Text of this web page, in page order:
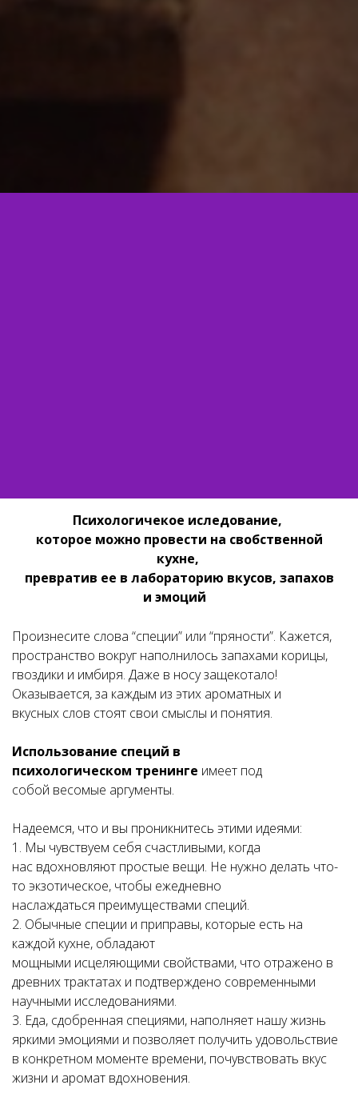
Психологичекое иследование,
которое можно провести на свобственной
кухне,
превратив ее в лабораторию вкусов, запахов
и эмоций
Произнесите слова “специи” или “пряности”. Кажется,
пространство вокруг наполнилось запахами корицы,
гвоздики и имбиря. Даже в носу защекотало!
Оказывается, за каждым из этих ароматных и
вкусных слов стоят свои смыслы и понятия.
Использование специй в
психологическом тренинге имеет под
собой весомые аргументы.
Надеемся, что и вы проникнитесь этими идеями:
1. Мы чувствуем себя счастливыми, когда
нас вдохновляют простые вещи. Не нужно делать что-
то экзотическое, чтобы ежедневно
наслаждаться преимуществами специй.
2. Обычные специи и приправы, которые есть на
каждой кухне, обладают
мощными исцеляющими свойствами, что отражено в
древних трактатах и подтверждено современными
научными исследованиями.
3. Еда, сдобренная специями, наполняет нашу жизнь
яркими эмоциями и позволяет получить удовольствие
в конкретном моменте времени, почувствовать вкус
жизни и аромат вдохновения.